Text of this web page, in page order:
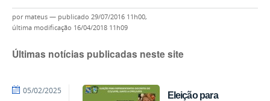
por mateus — publicado 29/07/2016 11h00,
última modificação 16/04/2018 11h09
Últimas notícias publicadas neste site
Eleição para
por
publicado
05/02/2025